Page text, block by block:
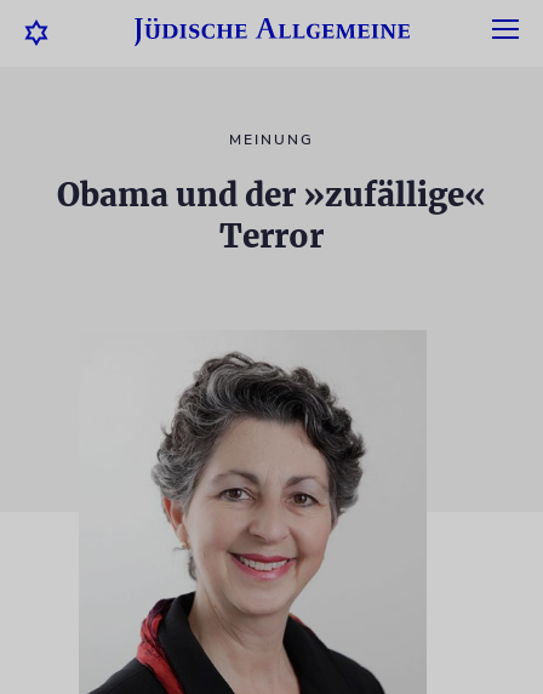
MEINUNG
Obama und der »zufällige«
Terror